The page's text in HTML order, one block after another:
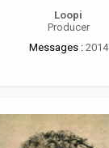
Loopi
Producer
Messages : 2014